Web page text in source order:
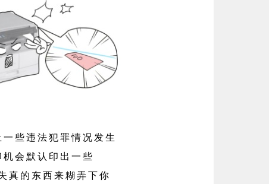
些违法犯罪情况发生
机会默认印出一些
真的东西来糊弄下你